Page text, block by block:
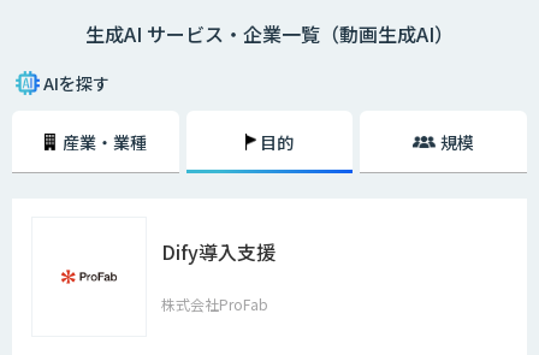
生成AI サービス・企業一覧（動画生成AI）
AIを探す
産業・業種 目的 規模
Dify導入支援
株式会社ProFab